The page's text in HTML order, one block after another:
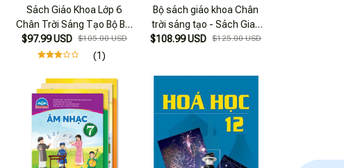
Sách Giáo Khoa Lớp 6
Chân Trời Sáng Tạo Bộ Bài
Học (12 cuốn)
$97.99 USD $105.00 USD
(1)
Bộ sách giáo khoa Chân
trời sáng tạo - Sách Giao
Khoa Lớp 9 ( Trọn bộ)
$108.99 USD $125.00 USD